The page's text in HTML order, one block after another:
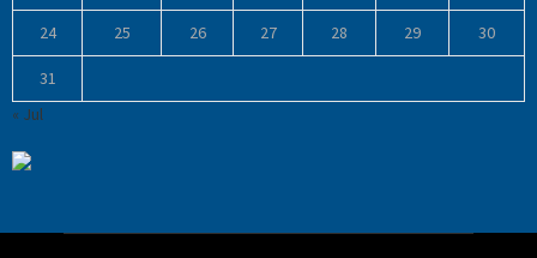
24 25 26 27 28 29 30
31
« Jul